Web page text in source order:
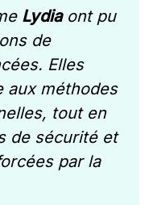
Lydiaont pu
de
Elles
aux méthodes
tout en
de sécurité et
par la